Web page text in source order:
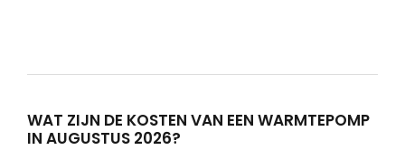
WAT ZIJN DE KOSTEN VAN EEN WARMTEPOMP
IN AUGUSTUS 2026?